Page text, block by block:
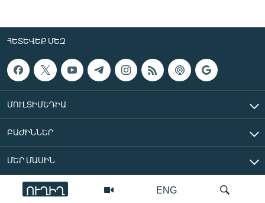
ENG
ՈՒՂԻՂ
ՀԵՏԵՎԵՔ ՄԵԶ
ՄՈՒԼՏԻՄԵԴԻԱ
ԲԱԺԻՆՆԵՐ
ՄԵՐ ՄԱՍԻՆ
«Ազատ Եվրոպա/Ազատություն» ռադիոկայան © 2026